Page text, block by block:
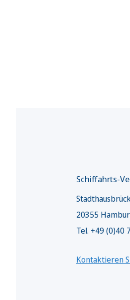
Schiffahrts-
20355
Tel. +49 (0)40
Kontaktieren